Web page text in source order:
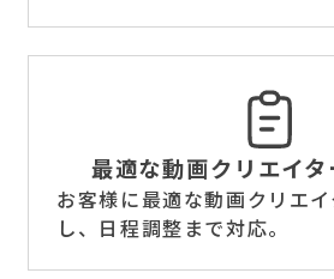
最適な動画クリエイタ
お客様に最適な動画クリエ
し、日程調整まで対応。